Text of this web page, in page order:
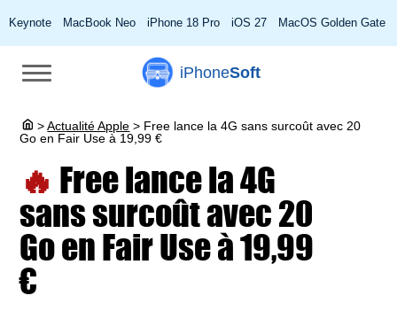
Keynote MacBook Neo iPhone 18 Pro iOS 27 MacOS Golden Gate
iPhoneSoft
> Actualité Apple > Free lance la 4G sans surcoût avec 20
Go en Fair Use à 19,99 €
🔥 Free lance la 4G
sans surcoût avec 20
Go en Fair Use à 19,99
€